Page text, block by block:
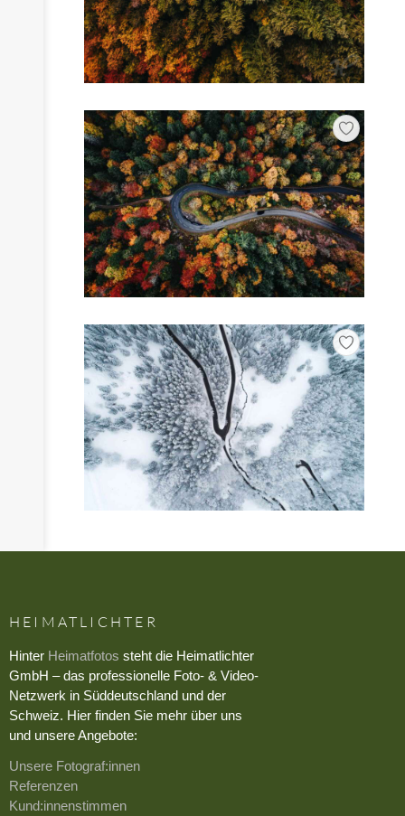
HEIMATLICHTER
Hinter Heimatfotos steht die Heimatlichter
GmbH – das professionelle Foto- & Video-
Netzwerk in Süddeutschland und der
Schweiz. Hier finden Sie mehr über uns
und unsere Angebote:
Unsere Fotograf:innen
Referenzen
Kund:innenstimmen